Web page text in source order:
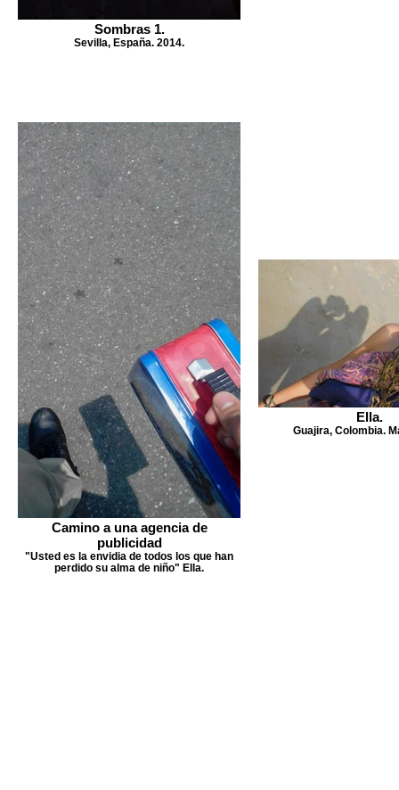
Sombras 1.
Sevilla, España. 2014.
Camino a una agencia de
publicidad
"Usted es la envidia de todos los que han
perdido su alma de niño" Ella.
Ella.
Guajira, Colombia.